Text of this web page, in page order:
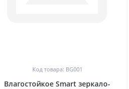
Код товара: BG001
Влагостойкое Smart зеркало-